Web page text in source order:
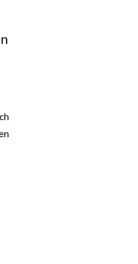
Kunst in Köln“